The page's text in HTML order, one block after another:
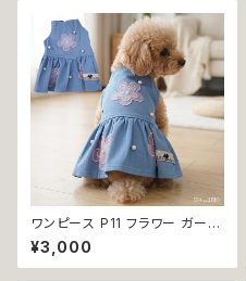
犬 濡れ防止 汚れ防止 返品交換
不可
ワンピース P11 フラワー ガーリ
ー かわいい ドッグウェア dog
犬 猫 ペット 服 犬服 猫服 小型
犬 返品交換不可
¥3,000